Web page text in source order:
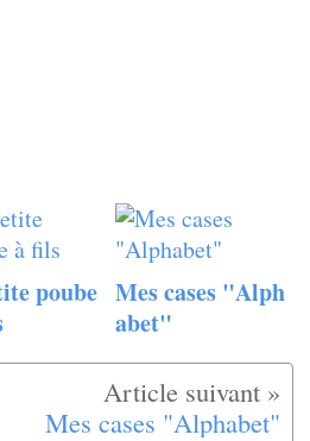
poube Mes cases "Alph
abet"
Mes cases "Alphabet"